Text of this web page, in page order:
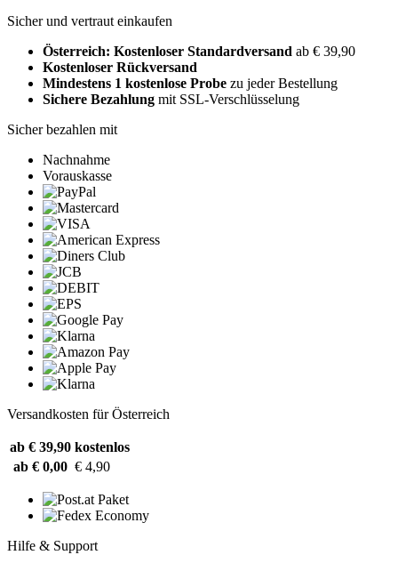
Sicher und vertraut einkaufen
Österreich: Kostenloser Standardversand ab € 39,90
Kostenloser Rückversand
Mindestens 1 kostenlose Probe zu jeder Bestellung
Sichere Bezahlung mit SSL-Verschlüsselung
Sicher bezahlen mit
Nachnahme
Vorauskasse
Versandkosten für Österreich
ab € 39,90 kostenlos
ab € 0,00 € 4,90
Hilfe & Support